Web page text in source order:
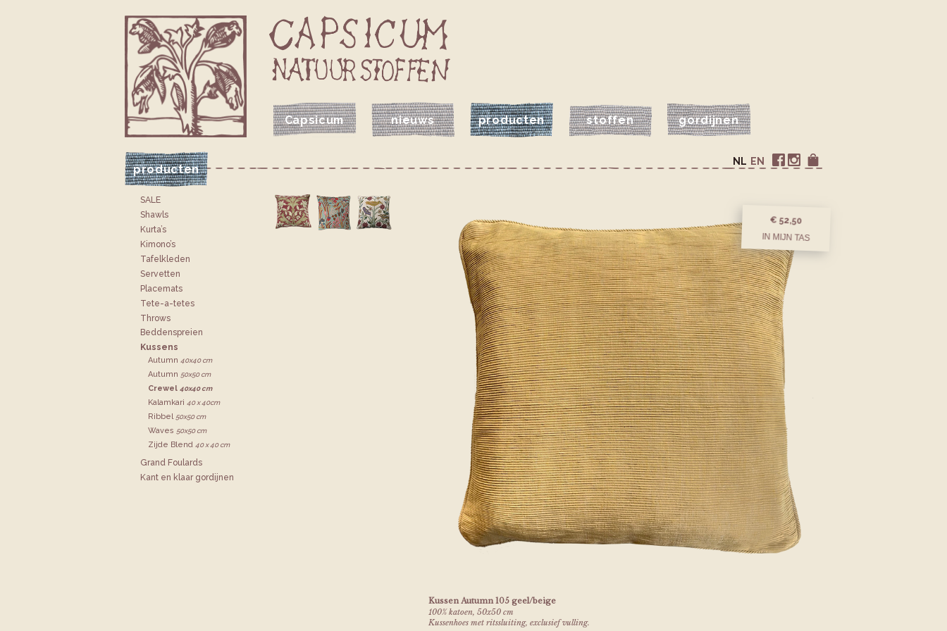
Capsicum nieuws producten stoffen gordijnen
producten
JE CAPSICUM WINKELTAS
VOLG CAPSICUM OP INSTAGRAM
VOLG CAPSICUM OP FACEBOOK EN
NL
SALE
Shawls
Kurta’s
Kimono’s
Tafelkleden
Servetten
Placemats
Tete-a-tetes
Throws
Bedden­spreien
Kussens
Autumn 40x40 cm
Autumn 50x50 cm
Crewel 40x40 cm
Kalamkari 40 x 40cm
Ribbel 50x50 cm
Waves 50x50 cm
Zijde Blend 40 x 40 cm
Grand Foulards
Kant en klaar gordijnen
Kussen Autumn 105 geel/beige
100% katoen, 50x50 cm
Kussenhoes met ritssluiting, exclusief vulling.
€ 52,50
IN MIJN TAS